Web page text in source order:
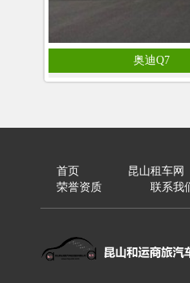
奥迪Q7
首页 昆山租车网
荣誉资质
联系我